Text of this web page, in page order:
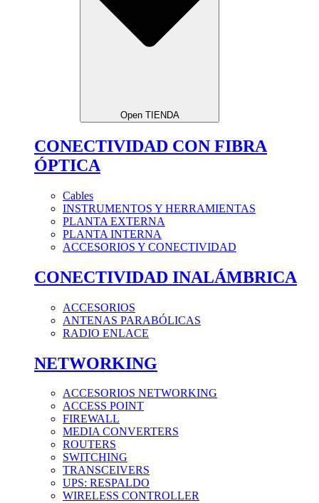
Open TIENDA
CONECTIVIDAD CON FIBRA
ÓPTICA
Cables
INSTRUMENTOS Y HERRAMIENTAS
PLANTA EXTERNA
PLANTA INTERNA
ACCESORIOS Y CONECTIVIDAD
CONECTIVIDAD INALÁMBRICA
ACCESORIOS
ANTENAS PARABÓLICAS
RADIO ENLACE
NETWORKING
ACCESORIOS NETWORKING
ACCESS POINT
FIREWALL
MEDIA CONVERTERS
ROUTERS
SWITCHING
TRANSCEIVERS
UPS: RESPALDO
WIRELESS CONTROLLER